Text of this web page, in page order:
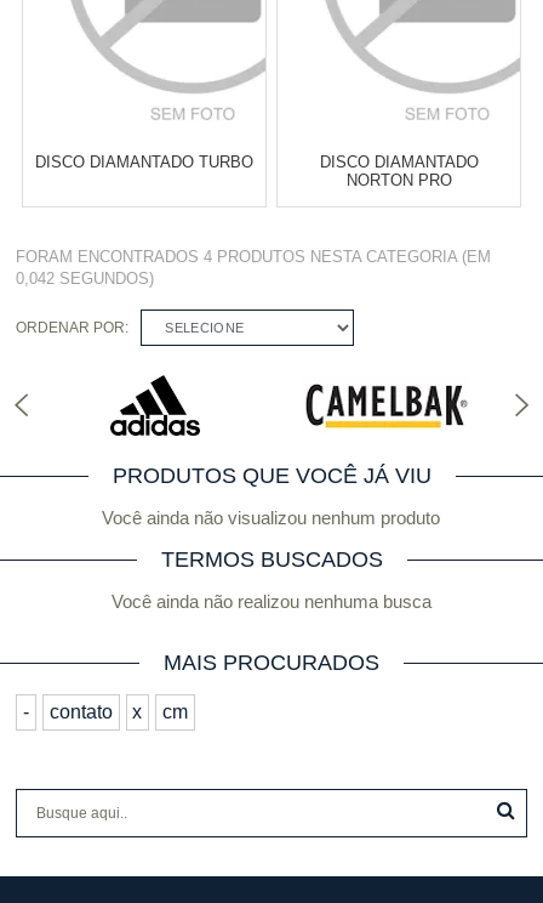
DISCO DIAMANTADO TURBO
Varejo: R$ 4.050,70
Atacado: R$ 2.550,90
10 x de R$ 255,09
DIAMANTADO
DISCO DIAMANTADO
NORTON PRO
Varejo: R$ 4.050,70
10
Cat:
FORAM ENCONTRADOS4 PRODUTOS NESTA CATEGORIA (EM
0,042 SEGUNDOS)
ORDENAR POR: SELECIONE
PRODUTOS QUE VOCÊ JÁ VIU
Você ainda não visualizou nenhum produto
TERMOS BUSCADOS
Você ainda não realizou nenhuma busca
MAIS PROCURADOS
- contato x cm